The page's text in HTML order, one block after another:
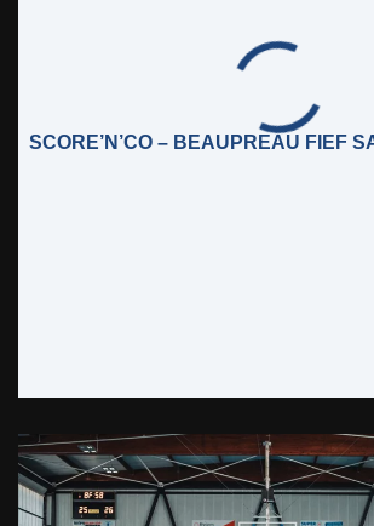
SCORE’N’CO – BEAUPREAU FIEF